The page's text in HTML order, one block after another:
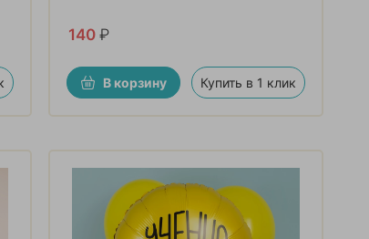
140 ₽
В корзину Купить в 1 клик